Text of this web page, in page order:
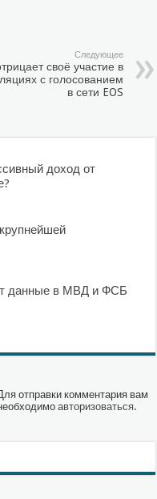
Следующее
своё участие в
с голосованием
в сети EOS
доход от
данные в МВД и ФСБ
отправки комментария вам
авторизоваться.